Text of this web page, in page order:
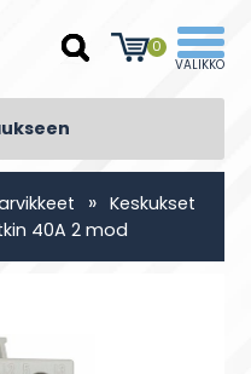
0
» Keskukset
40A 2 mod